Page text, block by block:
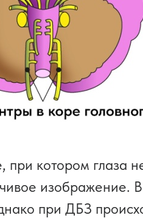
котором глаза
изображение.
при ДБЗ